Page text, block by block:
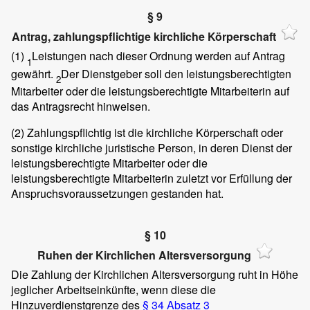
§ 9
Antrag, zahlungspflichtige kirchliche Körperschaft
(1) 1Leistungen nach dieser Ordnung werden auf Antrag
gewährt. 2Der Dienstgeber soll den leistungsberechtigten
Mitarbeiter oder die leistungsberechtigte Mitarbeiterin auf
das Antragsrecht hinweisen.
(2) Zahlungspflichtig ist die kirchliche Körperschaft oder
sonstige kirchliche juristische Person, in deren Dienst der
leistungsberechtigte Mitarbeiter oder die
leistungsberechtigte Mitarbeiterin zuletzt vor Erfüllung der
Anspruchsvoraussetzungen gestanden hat.
§ 10
Ruhen der Kirchlichen Altersversorgung
Die Zahlung der Kirchlichen Altersversorgung ruht in Höhe
jeglicher Arbeitseinkünfte, wenn diese die
Hinzuverdienstgrenze des§ 34 Absatz 3